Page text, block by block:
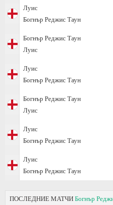
Луис
Богнър Реджис Таун
Богнър Реджис Таун
Луис
Луис
Богнър Реджис Таун
Богнър Реджис Таун
Луис
Луис
Богнър Реджис Таун
Луис
Богнър Реджис Таун
ПОСЛЕДНИЕ МАТЧИ Богнър